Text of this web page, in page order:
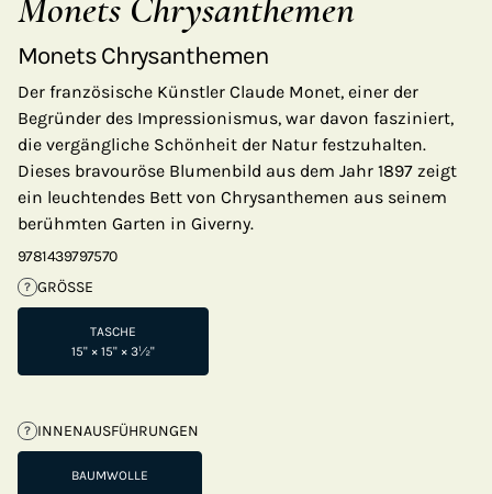
Monets Chrysanthemen
Der französische Künstler Claude Monet, einer der
Begründer des Impressionismus, war davon fasziniert,
die vergängliche Schönheit der Natur festzuhalten.
Dieses bravouröse Blumenbild aus dem Jahr 1897 zeigt
ein leuchtendes Bett von Chrysanthemen aus seinem
berühmten Garten in Giverny.
9781439797570
? GRÖSSE
TASCHE
15" × 15" × 3½"
? INNENAUSFÜHRUNGEN
BAUMWOLLE